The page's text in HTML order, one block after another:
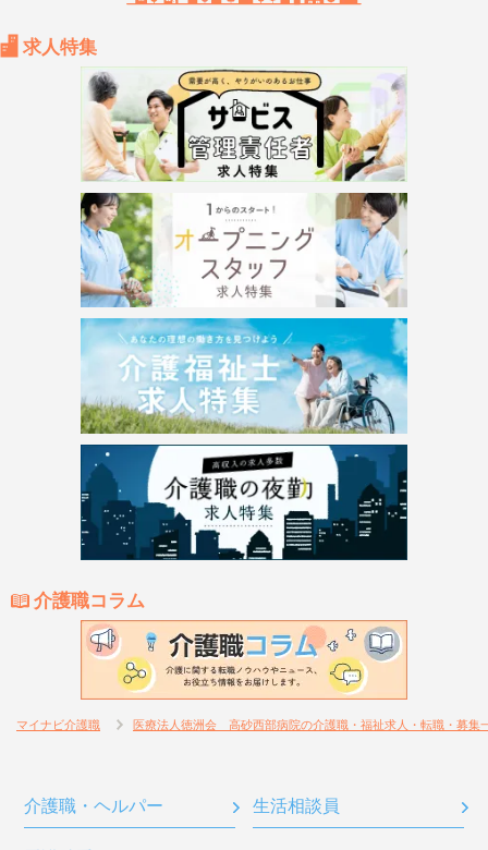
求人特集
介護職コラム
マイナビ介護職 医療法人徳洲会 高砂西部病院の介護職・福祉求人・転職・募集
介護職・ヘルパー 生活相談員